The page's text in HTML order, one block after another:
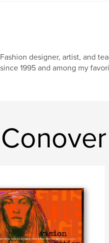
Fashion designer, artist, and
since 1995 and among my